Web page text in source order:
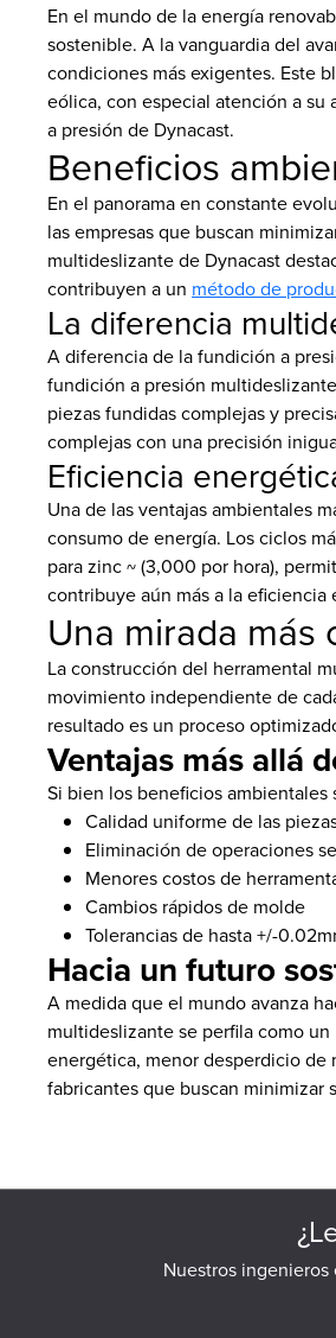
En el mundo de la energía
sostenible. A la vanguardia del
condiciones más exigentes. Este
eólica, con especial atención a
a presión de Dynacast.
Beneficios
En el panorama en constante
las empresas que buscan
multideslizante de Dynacast
contribuyen a un método de
La diferencia
A diferencia de la fundición a
fundición a presión
piezas fundidas complejas y
complejas con una precisión
Eficiencia
Una de las ventajas ambientales
consumo de energía. Los ciclos
para zinc ~ (3,000 por hora),
contribuye aún más a la
Una mirada
La construcción del herramental
movimiento independiente de
resultado es un proceso
Ventajas más allá
Si bien los beneficios
Calidad uniforme de las
Eliminación de operaciones
Menores costos de
Cambios rápidos de molde
Tolerancias de hasta +/-
Hacia un futuro
A medida que el mundo avanza
multideslizante se perfila como
energética, menor desperdicio de
fabricantes que buscan minimizar
Nuestros